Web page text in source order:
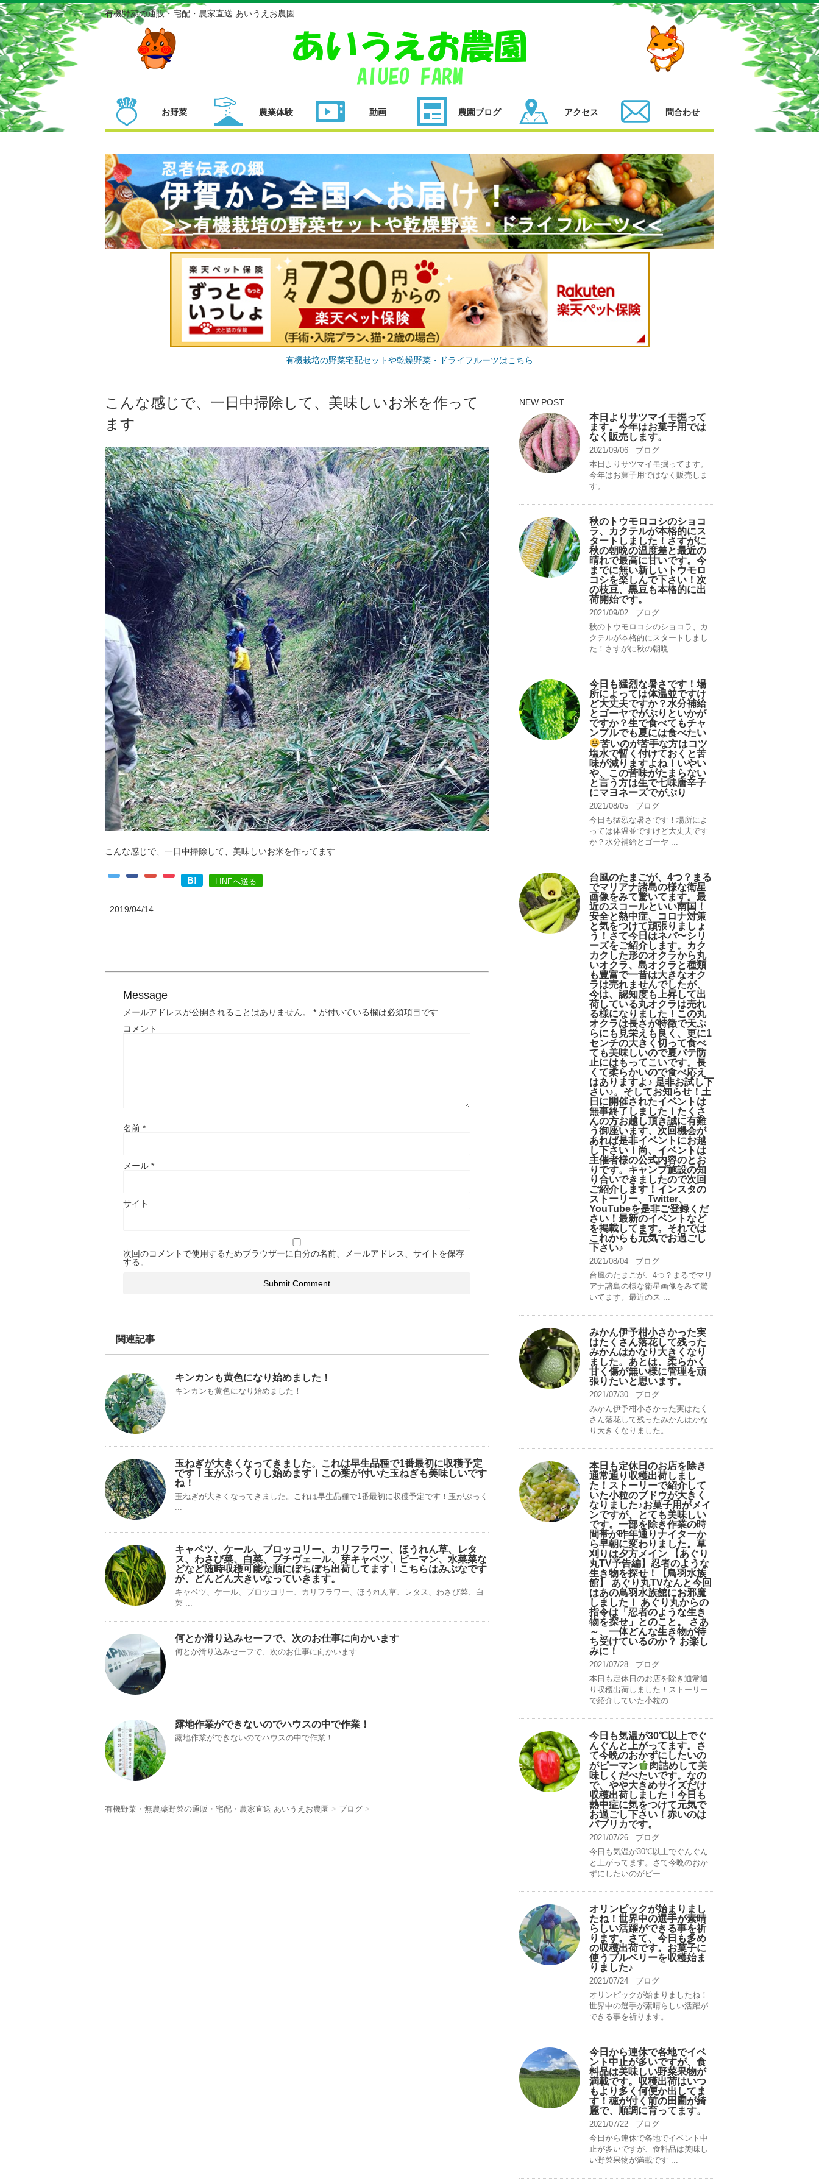
有機野菜の通販・宅配・農家直送 あいうえお農園
お野菜 農業体験 動画 農園ブログ アクセス 問合わせ
有機栽培の野菜宅配セットや乾燥野菜・ドライフルーツはこちら
こんな感じで、一日中掃除して、美味しいお米を作って
ます
こんな感じで、一日中掃除して、美味しいお米を作ってます
B! LINEへ送る
2019/04/14
Message
メールアドレスが公開されることはありません。 * が付いている欄は必須項目です
コメント
名前 *
メール *
サイト
次回のコメントで使用するためブラウザーに自分の名前、メールアドレス、サイトを保存
する。
関連記事
キンカンも黄色になり始めました！
キンカンも黄色になり始めました！
玉ねぎが大きくなってきました。これは早生品種で1番最初に収穫予定
です！玉がぷっくりし始めます！この葉が付いた玉ねぎも美味しいです
ね！
玉ねぎが大きくなってきました。これは早生品種で1番最初に収穫予定です！玉がぷっく
キャベツ、ケール、ブロッコリー、カリフラワー、ほうれん草、レタ
ス、わさび菜、白菜、プチヴェール、芽キャベツ、ピーマン、水菜菜な
どなど随時収穫可能な順にぼちぼち出荷してます！こちらはみぶなです
が、どんどん大きいなっていきます。
キャベツ、ケール、ブロッコリー、カリフラワー、ほうれん草、レタス、わさび菜、白
菜 ...
何とか滑り込みセーフで、次のお仕事に向かいます
何とか滑り込みセーフで、次のお仕事に向かいます
露地作業ができないのでハウスの中で作業！
露地作業ができないのでハウスの中で作業！
有機野菜・無農薬野菜の通販・宅配・農家直送 あいうえお農園 > ブログ >
NEW POST
本日よりサツマイモ掘って
ます。今年はお菓子用では
なく販売します。
2021/09/06
ブログ
本日よりサツマイモ掘ってます。
今年はお菓子用ではなく販売しま
す。
秋のトウモロコシのショコ
ラ、カクテルが本格的にス
タートしました！さすがに
秋の朝晩の温度差と最近の
晴れで最高に甘いです。今
までに無い新しいトウモロ
コシを楽しんで下さい！次
の枝豆、黒豆も本格的に出
荷開始です。
2021/09/02
ブログ
秋のトウモロコシのショコラ、カ
クテルが本格的にスタートしまし
た！さすがに秋の朝晩 ...
今日も猛烈な暑さです！場
所によっては体温並ですけ
ど大丈夫ですか？水分補給
とゴーヤでがぶりといかが
ですか？生で食べてもチャ
ンプルでも夏には食べたい
苦いのが苦手な方はコツ
塩水で暫く付けておくと苦
味が減りますよね！いやい
や、この苦味がたまらない
と言う方は生で七味唐辛子
にマヨネーズでがぶり
2021/08/05
ブログ
今日も猛烈な暑さです！場所によ
っては体温並ですけど大丈夫です
か？水分補給とゴーヤ ...
台風のたまごが、4つ？まる
でマリアナ諸島の様な衛星
画像をみて驚いてます。最
近のスコールといい南国！
安全と熱中症、コロナ対策
と気をつけて頑張りましょ
う！さて今日はネバ〜シリ
ーズをご紹介します。カク
カクした形のオクラから丸
いオクラ、島オクラと種類
も豊富で一昔は大きなオク
ラは売れませんでしたが、
今は、認知度も上昇して出
荷している丸オクラは売れ
る様になりました！この丸
オクラは長さが特徴で天ぷ
らにも見栄えも良く、更に1
センチの大きく切って食べ
ても美味しいので夏バテ防
止にはもってこいです。長
くて柔らかいので食べ応え
はありますよ♪ 是非お試し下
さい♪。そしてお知らせ！土
日に開催されたイベントは
無事終了しました！たくさ
んの方お越し頂き誠に有難
う御座います、次回機会が
あれば是非イベントにお越
し下さい！尚、イベントは
主催者様の公式内容のとお
りです。キャンプ️施設の知
り合いできましたので次回
ご紹介します！インスタの
ストーリー、Twitter、
YouTubeを是非ご登録くだ
さい！最新のイベントなど
を掲載してます。それでは
これからも元気でお過ごし
下さい♪
2021/08/04
ブログ
台風のたまごが、4つ？まるでマリ
アナ諸島の様な衛星画像をみて驚
いてます。最近のス ...
みかん伊予柑小さかった実
はたくさん落花して残った
みかんはかなり大きくなり
ました。あとは、柔らかく
甘く傷が無い様に管理を頑
張りたいと思います。
2021/07/30
ブログ
みかん伊予柑小さかった実はたく
さん落花して残ったみかんはかな
り大きくなりました。 ...
本日も定休日のお店を除き
通常通り収穫出荷しまし
た！ストーリーで紹介して
いた小粒のブドウが大きく
なりました♪お菓子用がメイ
ンですが、とても美味しい
です。一部を除き作業の時
間帯が昨年通りナイターか
ら早朝に変わりました。草
刈りは夕方メイン 【あぐり
丸TV予告編】忍者のような
生き物を探せ！【鳥羽水族
館】 あぐり丸TVなんと今回
はあの鳥羽水族館にお邪魔
しました！ あぐり丸からの
指令は「忍者のような生き
物を探せ」とのこと。 さあ
～、一体どんな生き物が待
ち受けているのか？ お楽し
みに！
2021/07/28
ブログ
本日も定休日のお店を除き通常通
り収穫出荷しました！ストーリー
で紹介していた小粒の ...
今日も気温が30℃以上でぐ
んぐんと上がってます。さ
て今晩のおかずにしたいの
がピーマン
肉詰めして美
味しくだべたいです。なの
で、やや大きめサイズだけ
収穫出荷しました！今日も
熱中症に気をつけて元気で
お過ごし下さい！赤いのは
パプリカです。
2021/07/26
ブログ
今日も気温が30℃以上でぐんぐん
と上がってます。さて今晩のおか
ずにしたいのがピー ...
オリンピックが始まりまし
たね！世界中の選手が素晴
らしい活躍ができる事を祈
ります。さて、今日も多め
の収穫出荷です。お菓子に
使うブルベリーを収穫始ま
りました♪
2021/07/24
ブログ
オリンピックが始まりましたね！
世界中の選手が素晴らしい活躍が
できる事を祈ります。 ...
今日から連休で各地でイベ
ント中止が多いですが、食
料品は美味しい野菜果物が
満載です。収穫出荷はいつ
もより多く何便か出してま
す！穂が付く前の田圃が綺
麗で、順調に育ってます。
2021/07/22
ブログ
今日から連休で各地でイベント中
止が多いですが、食料品は美味し
い野菜果物が満載です ...